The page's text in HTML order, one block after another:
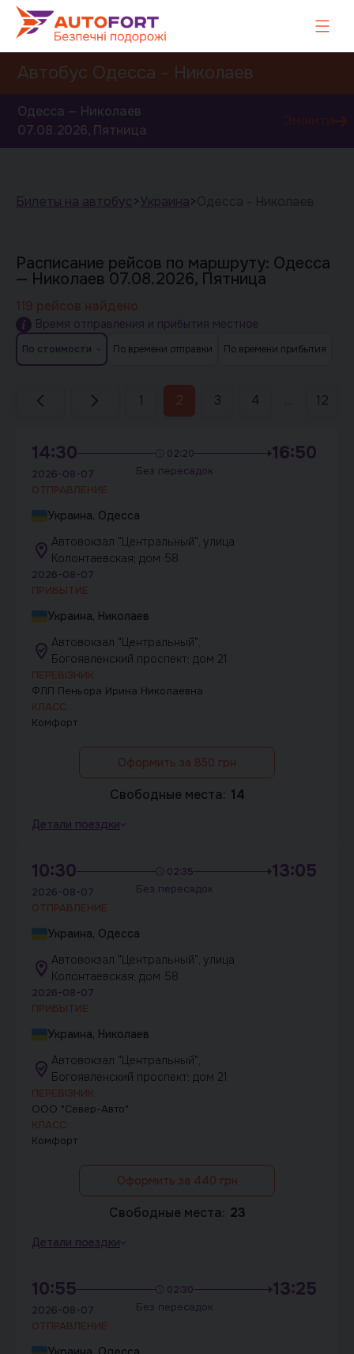
Автобус Одесса - Николаев
Одесса — Николаев
07.08.2026, Пятница
Билеты на автобус>Украина>
Расписание рейсов по маршруту: Одесса
— Николаев 07.08.2026, Пятница
119 рейсов найдено
Время отправления и прибытия местное
По стоимости По времени отправки По времени прибытия
1 2 3 4 12
14:30 02:20
Без пересадок
16:50
2026-08-07
ОТПРАВЛЕНИЕ
Украина, Одесса
Автовокзал "Центральный", улица
Колонтаевская; дом 58
2026-08-07
ПРИБЫТИЕ
Украина, Николаев
Автовокзал "Центральный",
Богоявленский проспект; дом 21
ПЕРЕВІЗНИК:
ФЛП Пеньора Ирина Николаевна
КЛАСС:
Комфорт
Оформить за 850 грн
Свободные места: 14
Детали поездки
10:30 02:35
Без пересадок
13:05
2026-08-07
ОТПРАВЛЕНИЕ
Украина, Одесса
Автовокзал "Центральный", улица
Колонтаевская; дом 58
2026-08-07
ПРИБЫТИЕ
Украина, Николаев
Автовокзал "Центральный",
Богоявленский проспект; дом 21
ПЕРЕВІЗНИК:
ООО "Север-Авто"
КЛАСС:
Комфорт
Оформить за 440 грн
Свободные места: 23
Детали поездки
10:55 02:30
Без пересадок
13:25
2026-08-07
ОТПРАВЛЕНИЕ